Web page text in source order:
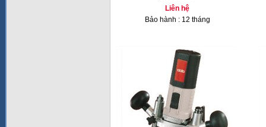
Liên hệ
Bảo hành : 12 tháng